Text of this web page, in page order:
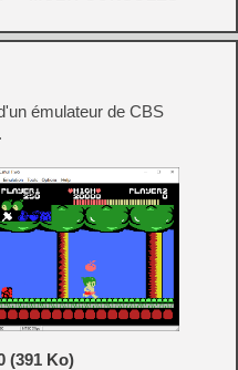
émulateur de CBS
(391 Ko)